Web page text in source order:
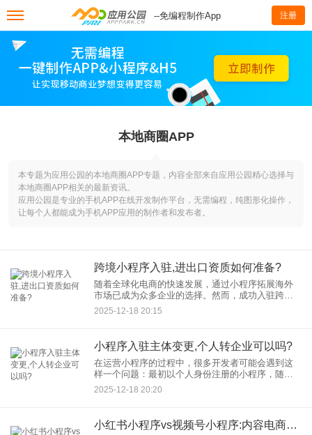
--免编程制作App 注册
本地商圈APP
本专题为应用公园的本地商圈APP专题，内容全部来自应用公园精心选择与
本地商圈APP相关的最新资讯。
应用公园是专业的手机APP在线开发制作平台，无需编程，纯图形化操作，
让每个人都能成为手机APP应用的制作者和发布者。
跨境小程序入驻,进出口资质如何准备?
随着全球化电商的快速发展，通过小程序拓展海外
市场已成为众多企业的选择。然而，成功入驻跨境
小程序，合规完成“跨境小程序入驻”流程，关键在于
提前准备好相应的“小程序进出口资质”。本文将为您
2025-12-18 20:15
小程序入驻主体变更,个人转企业可以吗?
在运营小程序的过程中，很多开发者可能会遇到这
样一个问题：最初以个人身份注册的小程序，随着
业务发展，是否能够变更为企业主体？答案是肯定
的。小程序平台支持入驻主体变更，其中“个人转企
2025-12-18 20:20
小红书小程序vs视频号小程序:内容电商选哪个?